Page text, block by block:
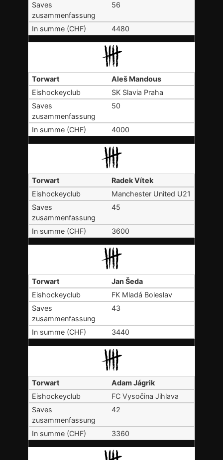
56
4480
Aleš Mandous
SK Slavia Praha
50
4000
Radek Vítek
Manchester United U21
45
3600
Jan Šeda
FK Mladá Boleslav
43
3440
Adam Jágrik
FC Vysočina Jihlava
42
3360